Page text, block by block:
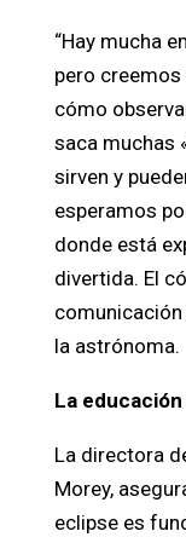
“Hay mucha
pero
cómo
saca muchas
sirven y
esperamos
donde está
divertida. El
comunicación
la astrónoma.
La
La directora
Morey,
eclipse es